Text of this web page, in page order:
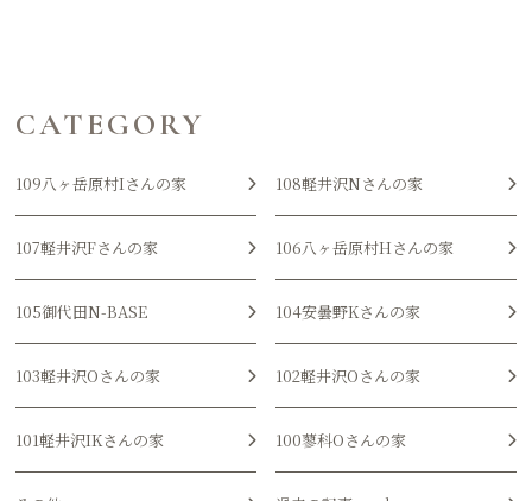
CATEGORY
109八ヶ岳原村Iさんの家 108軽井沢Nさんの家
107軽井沢Fさんの家 106八ヶ岳原村Hさんの家
105御代田N-BASE 104安曇野Kさんの家
103軽井沢Oさんの家 102軽井沢Oさんの家
101軽井沢IKさんの家 100蓼科Oさんの家